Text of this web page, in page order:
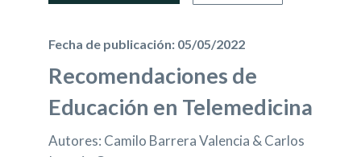
Fecha de publicación: 05/05/2022
Recomendaciones de
Educación en Telemedicina
Autores: Camilo Barrera Valencia & Carlos